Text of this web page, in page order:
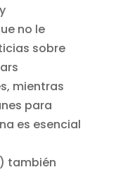
no le
sobre
mientras
para
es esencial
también